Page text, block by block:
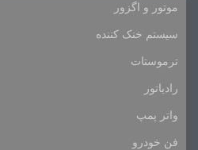
موتور و اگزور
سیستم خنک کننده
ترموستات
رادیاتور
واتر پمپ
فن خودرو